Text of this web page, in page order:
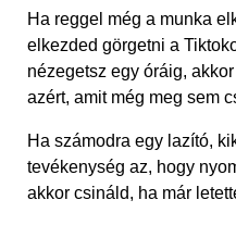
Ha reggel még a munka
elkezded görgetni a
nézegetsz egy óráig,
azért, amit még meg sem
Ha számodra egy lazító,
tevékenység az, hogy
akkor csináld, ha már